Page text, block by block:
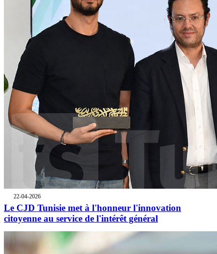
22-04-2026
Le CJD Tunisie met à l'honneur l'innovation
citoyenne au service de l'intérêt général